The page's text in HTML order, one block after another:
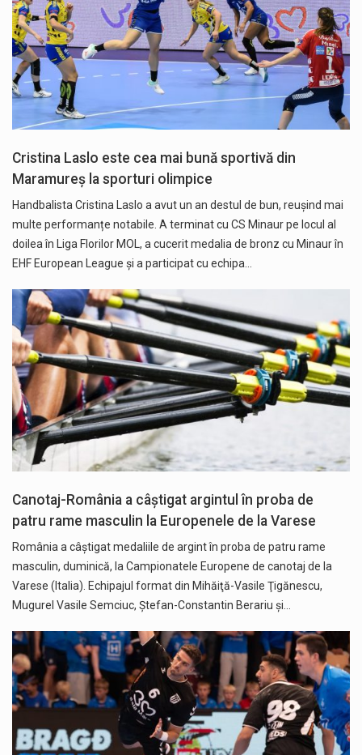
Cristina Laslo este cea mai bună sportivă din
Maramureș la sporturi olimpice
Handbalista Cristina Laslo a avut un an destul de bun, reușind mai
multe performanțe notabile. A terminat cu CS Minaur pe locul al
doilea în Liga Florilor MOL, a cucerit medalia de bronz cu Minaur în
EHF European League și a participat cu echipa…
Canotaj-România a câştigat argintul în proba de
patru rame masculin la Europenele de la Varese
România a câştigat medaliile de argint în proba de patru rame
masculin, duminică, la Campionatele Europene de canotaj de la
Varese (Italia). Echipajul format din Mihăiţă-Vasile Ţigănescu,
Mugurel Vasile Semciuc, Ştefan-Constantin Berariu şi…